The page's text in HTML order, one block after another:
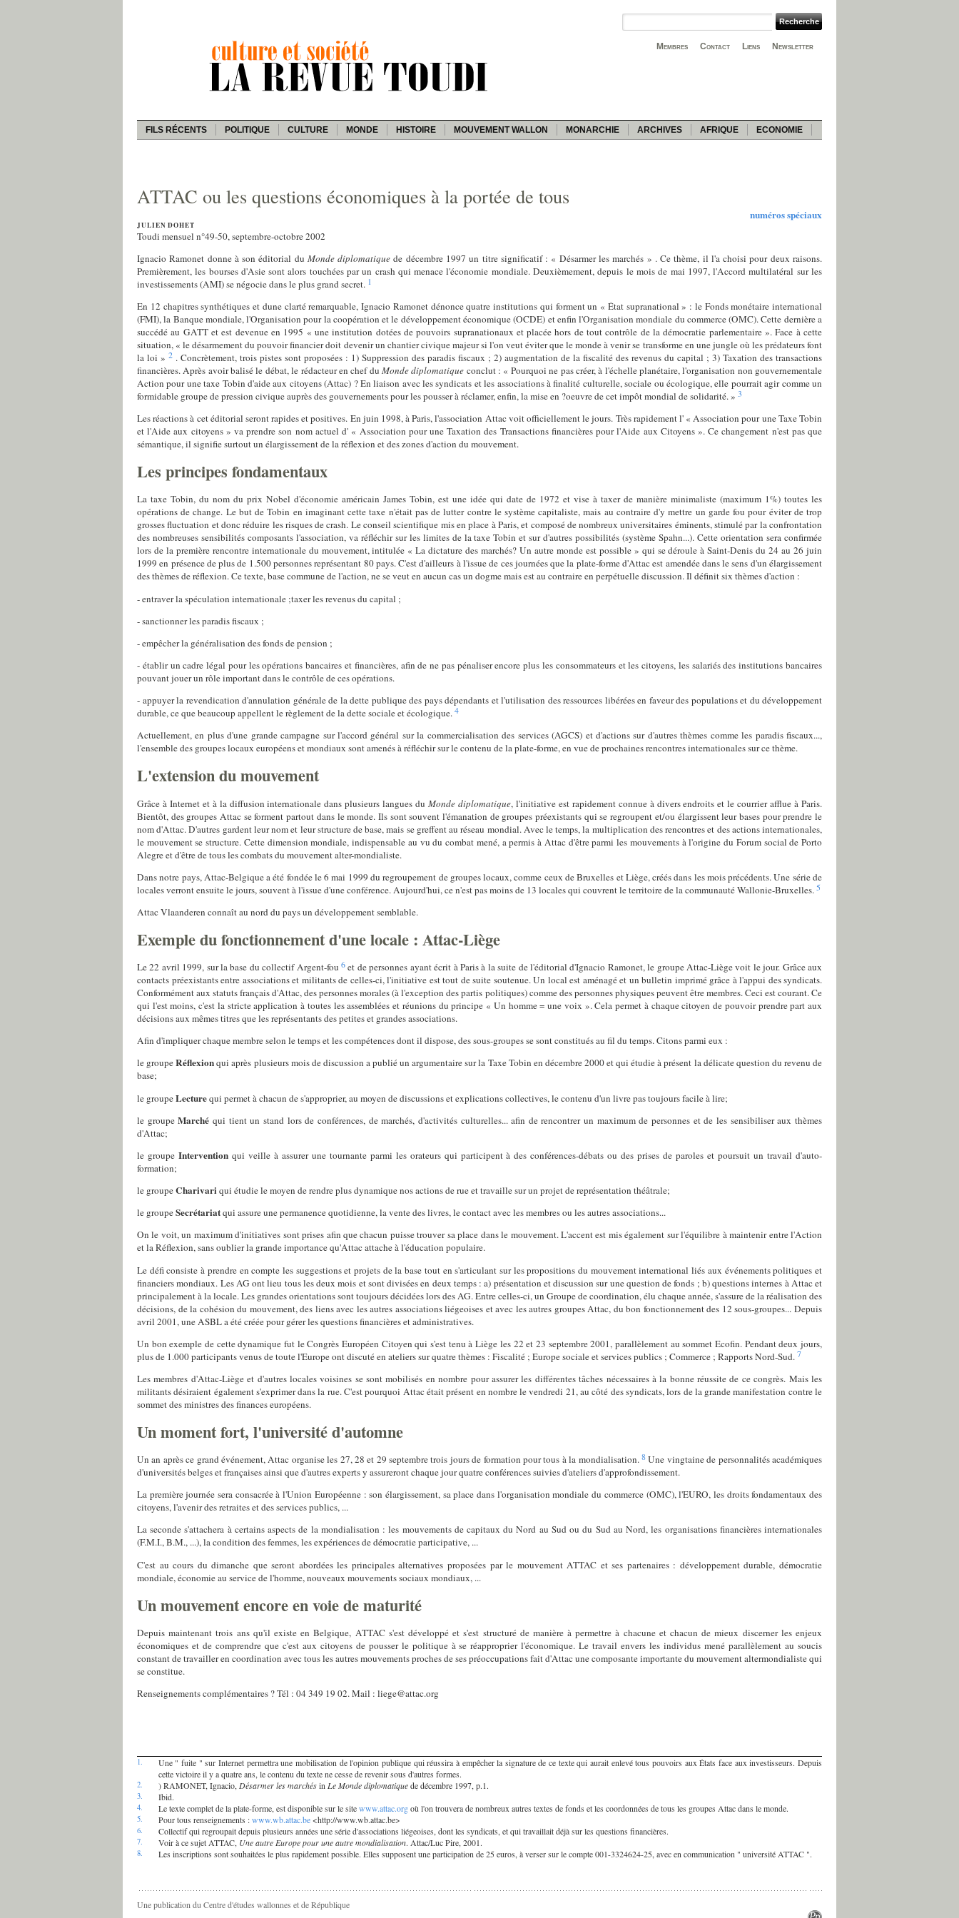
Newsletter
Liens
Contact
Membres
FILS RÉCENTS POLITIQUE CULTURE MONDE HISTOIRE MOUVEMENT WALLON MONARCHIE ARCHIVES AFRIQUE ECONOMIE
ATTAC ou les questions économiques à la portée de tous
numéros spéciaux
JULIEN DOHET
Toudi mensuel n°49-50, septembre-octobre 2002
Ignacio Ramonet donne à son éditorial du Monde diplomatique de décembre 1997 un titre significatif : « Désarmer les marchés » . Ce thème, il l'a choisi pour deux raisons.
Premièrement, les bourses d'Asie sont alors touchées par un crash qui menace l'économie mondiale. Deuxièmement, depuis le mois de mai 1997, l'Accord multilatéral sur les
investissements (AMI) se négocie dans le plus grand secret. 1
En 12 chapitres synthétiques et dune clarté remarquable, Ignacio Ramonet dénonce quatre institutions qui forment un « État supranational » : le Fonds monétaire international
(FMI), la Banque mondiale, l'Organisation pour la coopération et le développement économique (OCDE) et enfin l'Organisation mondiale du commerce (OMC). Cette dernière a
succédé au GATT et est devenue en 1995 « une institution dotées de pouvoirs supranationaux et placée hors de tout contrôle de la démocratie parlementaire ». Face à cette
situation, « le désarmement du pouvoir financier doit devenir un chantier civique majeur si l'on veut éviter que le monde à venir se transforme en une jungle où les prédateurs font
la loi » 2 . Concrètement, trois pistes sont proposées : 1) Suppression des paradis fiscaux ; 2) augmentation de la fiscalité des revenus du capital ; 3) Taxation des transactions
financières. Après avoir balisé le débat, le rédacteur en chef du Monde diplomatique conclut : « Pourquoi ne pas créer, à l'échelle planétaire, l'organisation non gouvernementale
Action pour une taxe Tobin d'aide aux citoyens (Attac) ? En liaison avec les syndicats et les associations à finalité culturelle, sociale ou écologique, elle pourrait agir comme un
formidable groupe de pression civique auprès des gouvernements pour les pousser à réclamer, enfin, la mise en ?oeuvre de cet impôt mondial de solidarité. » 3
Les réactions à cet éditorial seront rapides et positives. En juin 1998, à Paris, l'association Attac voit officiellement le jours. Très rapidement l' « Association pour une Taxe Tobin
et l'Aide aux citoyens » va prendre son nom actuel d' « Association pour une Taxation des Transactions financières pour l'Aide aux Citoyens ». Ce changement n'est pas que
sémantique, il signifie surtout un élargissement de la réflexion et des zones d'action du mouvement.
Les principes fondamentaux
La taxe Tobin, du nom du prix Nobel d'économie américain James Tobin, est une idée qui date de 1972 et vise à taxer de manière minimaliste (maximum 1%) toutes les
opérations de change. Le but de Tobin en imaginant cette taxe n'était pas de lutter contre le système capitaliste, mais au contraire d'y mettre un garde fou pour éviter de trop
grosses fluctuation et donc réduire les risques de crash. Le conseil scientifique mis en place à Paris, et composé de nombreux universitaires éminents, stimulé par la confrontation
des nombreuses sensibilités composants l'association, va réfléchir sur les limites de la taxe Tobin et sur d'autres possibilités (système Spahn...). Cette orientation sera confirmée
lors de la première rencontre internationale du mouvement, intitulée « La dictature des marchés? Un autre monde est possible » qui se déroule à Saint-Denis du 24 au 26 juin
1999 en présence de plus de 1.500 personnes représentant 80 pays. C'est d'ailleurs à l'issue de ces journées que la plate-forme d'Attac est amendée dans le sens d'un élargissement
des thèmes de réflexion. Ce texte, base commune de l'action, ne se veut en aucun cas un dogme mais est au contraire en perpétuelle discussion. Il définit six thèmes d'action :
- entraver la spéculation internationale ;taxer les revenus du capital ;
- sanctionner les paradis fiscaux ;
- empêcher la généralisation des fonds de pension ;
- établir un cadre légal pour les opérations bancaires et financières, afin de ne pas pénaliser encore plus les consommateurs et les citoyens, les salariés des institutions bancaires
pouvant jouer un rôle important dans le contrôle de ces opérations.
- appuyer la revendication d'annulation générale de la dette publique des pays dépendants et l'utilisation des ressources libérées en faveur des populations et du développement
durable, ce que beaucoup appellent le règlement de la dette sociale et écologique.4
Actuellement, en plus d'une grande campagne sur l'accord général sur la commercialisation des services (AGCS) et d'actions sur d'autres thèmes comme les paradis fiscaux...,
l'ensemble des groupes locaux européens et mondiaux sont amenés à réfléchir sur le contenu de la plate-forme, en vue de prochaines rencontres internationales sur ce thème.
L'extension du mouvement
Grâce à Internet et à la diffusion internationale dans plusieurs langues duMonde diplomatique, l'initiative est rapidement connue à divers endroits et le courrier afflue à Paris.
Bientôt, des groupes Attac se forment partout dans le monde. Ils sont souvent l'émanation de groupes préexistants qui se regroupent et/ou élargissent leur bases pour prendre le
nom d'Attac. D'autres gardent leur nom et leur structure de base, mais se greffent au réseau mondial. Avec le temps, la multiplication des rencontres et des actions internationales,
le mouvement se structure. Cette dimension mondiale, indispensable au vu du combat mené, a permis à Attac d'être parmi les mouvements à l'origine du Forum social de Porto
Alegre et d'être de tous les combats du mouvement alter-mondialiste.
Dans notre pays, Attac-Belgique a été fondée le 6 mai 1999 du regroupement de groupes locaux, comme ceux de Bruxelles et Liège, créés dans les mois précédents. Une série de
locales verront ensuite le jours, souvent à l'issue d'une conférence. Aujourd'hui, ce n'est pas moins de 13 locales qui couvrent le territoire de la communauté Wallonie-Bruxelles. 5
Attac Vlaanderen connaît au nord du pays un développement semblable.
Exemple du fonctionnement d'une locale : Attac-Liège
Le 22 avril 1999, sur la base du collectif Argent-fou6et de personnes ayant écrit à Paris à la suite de l'éditorial d'Ignacio Ramonet, le groupe Attac-Liège voit le jour. Grâce aux
contacts préexistants entre associations et militants de celles-ci, l'initiative est tout de suite soutenue. Un local est aménagé et un bulletin imprimé grâce à l'appui des syndicats.
Conformément aux statuts français d'Attac, des personnes morales (à l'exception des partis politiques) comme des personnes physiques peuvent être membres. Ceci est courant. Ce
qui l'est moins, c'est la stricte application à toutes les assemblées et réunions du principe « Un homme = une voix ». Cela permet à chaque citoyen de pouvoir prendre part aux
décisions aux mêmes titres que les représentants des petites et grandes associations.
Afin d'impliquer chaque membre selon le temps et les compétences dont il dispose, des sous-groupes se sont constitués au fil du temps. Citons parmi eux :
le groupeRéflexionqui après plusieurs mois de discussion a publié un argumentaire sur la Taxe Tobin en décembre 2000 et qui étudie à présent la délicate question du revenu de
base;
le groupeLecturequi permet à chacun de s'approprier, au moyen de discussions et explications collectives, le contenu d'un livre pas toujours facile à lire;
le groupeMarché qui tient un stand lors de conférences, de marchés, d'activités culturelles... afin de rencontrer un maximum de personnes et de les sensibiliser aux thèmes
d'Attac;
le groupe Interventionqui veille à assurer une tournante parmi les orateurs qui participent à des conférences-débats ou des prises de paroles et poursuit un travail d'auto-
formation;
le groupeCharivariqui étudie le moyen de rendre plus dynamique nos actions de rue et travaille sur un projet de représentation théâtrale;
le groupeSecrétariatqui assure une permanence quotidienne, la vente des livres, le contact avec les membres ou les autres associations...
On le voit, un maximum d'initiatives sont prises afin que chacun puisse trouver sa place dans le mouvement. L'accent est mis également sur l'équilibre à maintenir entre l'Action
et la Réflexion, sans oublier la grande importance qu'Attac attache à l'éducation populaire.
Le défi consiste à prendre en compte les suggestions et projets de la base tout en s'articulant sur les propositions du mouvement international liés aux événements politiques et
financiers mondiaux. Les AG ont lieu tous les deux mois et sont divisées en deux temps : a) présentation et discussion sur une question de fonds ; b) questions internes à Attac et
principalement à la locale. Les grandes orientations sont toujours décidées lors des AG. Entre celles-ci, un Groupe de coordination, élu chaque année, s'assure de la réalisation des
décisions, de la cohésion du mouvement, des liens avec les autres associations liégeoises et avec les autres groupes Attac, du bon fonctionnement des 12 sous-groupes... Depuis
avril 2001, une ASBL a été créée pour gérer les questions financières et administratives.
Un bon exemple de cette dynamique fut le Congrès Européen Citoyen qui s'est tenu à Liège les 22 et 23 septembre 2001, parallèlement au sommet Ecofin. Pendant deux jours,
plus de 1.000 participants venus de toute l'Europe ont discuté en ateliers sur quatre thèmes : Fiscalité ; Europe sociale et services publics ; Commerce ; Rapports Nord-Sud.7
Les membres d'Attac-Liège et d'autres locales voisines se sont mobilisés en nombre pour assurer les différentes tâches nécessaires à la bonne réussite de ce congrès. Mais les
militants désiraient également s'exprimer dans la rue. C'est pourquoi Attac était présent en nombre le vendredi 21, au côté des syndicats, lors de la grande manifestation contre le
sommet des ministres des finances européens.
Un moment fort, l'université d'automne
Un an après ce grand événement, Attac organise les 27, 28 et 29 septembre trois jours de formation pour tous à la mondialisation.8Une vingtaine de personnalités académiques
d'universités belges et françaises ainsi que d'autres experts y assureront chaque jour quatre conférences suivies d'ateliers d'approfondissement.
La première journée sera consacrée à l'Union Européenne : son élargissement, sa place dans l'organisation mondiale du commerce (OMC), l'EURO, les droits fondamentaux des
citoyens, l'avenir des retraites et des services publics, ...
La seconde s'attachera à certains aspects de la mondialisation : les mouvements de capitaux du Nord au Sud ou du Sud au Nord, les organisations financières internationales
(F.M.I., B.M., ...), la condition des femmes, les expériences de démocratie participative, ...
C'est au cours du dimanche que seront abordées les principales alternatives proposées par le mouvement ATTAC et ses partenaires : développement durable, démocratie
mondiale, économie au service de l'homme, nouveaux mouvements sociaux mondiaux, ...
Un mouvement encore en voie de maturité
Depuis maintenant trois ans qu'il existe en Belgique, ATTAC s'est développé et s'est structuré de manière à permettre à chacune et chacun de mieux discerner les enjeux
économiques et de comprendre que c'est aux citoyens de pousser le politique à se réapproprier l'économique. Le travail envers les individus mené parallèlement au soucis
constant de travailler en coordination avec tous les autres mouvements proches de ses préoccupations fait d'Attac une composante importante du mouvement altermondialiste qui
se constitue.
Renseignements complémentaires ? Tél : 04 349 19 02. Mail : liege@attac.org
1.
Une " fuite " sur Internet permettra une mobilisation de l'opinion publique qui réussira à empêcher la signature de ce texte qui aurait enlevé tous pouvoirs aux États face aux investisseurs. Depuis
cette victoire il y a quatre ans, le contenu du texte ne cesse de revenir sous d'autres formes.
2. ) RAMONET, Ignacio, Désarmer les marchésin Le Monde diplomatiquede décembre 1997, p.1.
3. Ibid.
4. Le texte complet de la plate-forme, est disponible sur le sitewww.attac.orgoù l'on trouvera de nombreux autres textes de fonds et les coordonnées de tous les groupes Attac dans le monde.
5. Pour tous renseignements :www.wb.attac.be<http://www.wb.attac.be>
6. Collectif qui regroupait depuis plusieurs années une série d'associations liégeoises, dont les syndicats, et qui travaillait déjà sur les questions financières.
7. Voir à ce sujet ATTAC, Une autre Europe pour une autre mondialisation. Attac/Luc Pire, 2001.
8. Les inscriptions sont souhaitées le plus rapidement possible. Elles supposent une participation de 25 euros, à verser sur le compte 001-3324624-25, avec en communication " université ATTAC ".
Une publication du Centre d'études wallonnes et de République